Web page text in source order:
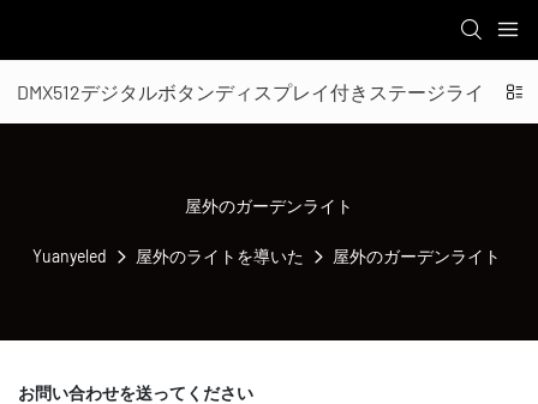
DMX512デジタルボタンディスプレイ付きステージライト
屋外のガーデンライト
Yuanyeled 屋外のライトを導いた 屋外のガーデンライト
お問い合わせを送ってください